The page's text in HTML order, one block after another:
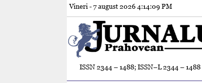
Vineri - 7 august 20264:14:11 PM
ISSN 2344 – 1488; ISSN–L 2344 – 1488